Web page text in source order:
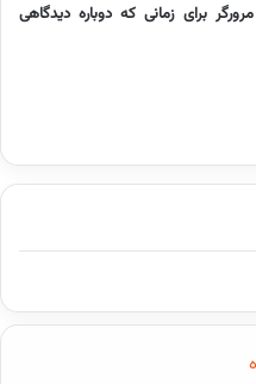
برای زمانی که دوباره دیدگاهی